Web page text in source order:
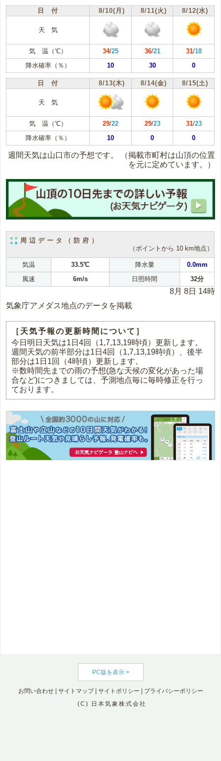
日 付 8/10(月) 8/11(火) 8/12(水)
天 気
気 温（℃） 34/25 36/21 31/18
降水確率（％）
10 30 0
日 付 8/13(木) 8/14(金) 8/15(土)
天 気
気 温（℃） 29/22 29/23 31/23
降水確率（％）
10 0 0
週間天気は山口市の予想です。
（掲載市町村は山頂の位置
を元に定めています。）
周辺データ（防府）
（ポイントから 10 km地点）
気温 33.5℃ 降水量
0.0mm
風速
6m/s 日照時間 32分
8月 8日 14時
気象庁アメダス地点のデータを掲載
［天気予報の更新時間について］
今日明日天気は1日4回（1,7,13,19時頃）更新します。
週間天気の前半部分は1日4回（1,7,13,19時頃）、後半
部分は1日1回（4時頃）更新します。
※数時間先までの雨の予想(急な天候の変化があった場
合など)につきましては、予測地点毎に毎時修正を行っ
ております。
PC版を表示 >
お問い合わせ| サイトマップ| サイトポリシー
プライバシーポリシー
(C) 日本気象株式会社